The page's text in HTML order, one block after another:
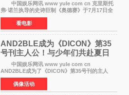
中国娱乐网讯 www yule com cn 克里斯托
弗·诺兰执导的史诗巨制《奥德赛》于7月17日全
球上映，首周末票房表现远超预期——北美首周
三天粗报1 245亿美元（开画3919馆），全球首周
2 641亿美元
看电影
AND2BLE成为《DICON》第35
号刊主人公！与少年们共赴夏日
之约
中国娱乐网讯 www yule com cn
AND2BLE成为了《DICON》第35号刊的主人
公，本期标题为And The Summer。作为出道后
首次担任杂志画报主角的完整体，AND2BLE用清
澈的少年感与全新的夏天相遇了
偶像活动